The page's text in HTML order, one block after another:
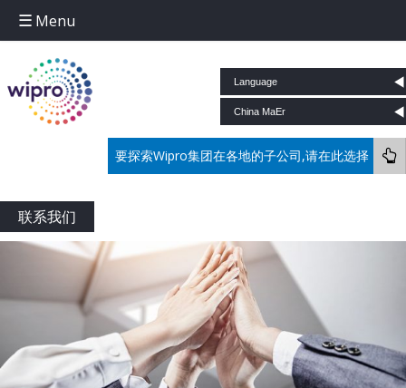
要探索Wipro集团在各地的子公司,请在此选择
Menu
联系我们